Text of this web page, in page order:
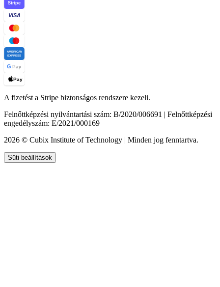
Stripe
VISA
AMERICAN
EXPRESS
G Pay
Pay
A fizetést a Stripe biztonságos rendszere kezeli.
Felnőttképzési nyilvántartási szám: B/2020/006691 | Felnőttképzési
engedélyszám: E/2021/000169
2026 © Cubix Institute of Technology | Minden jog fenntartva.
Süti beállítások